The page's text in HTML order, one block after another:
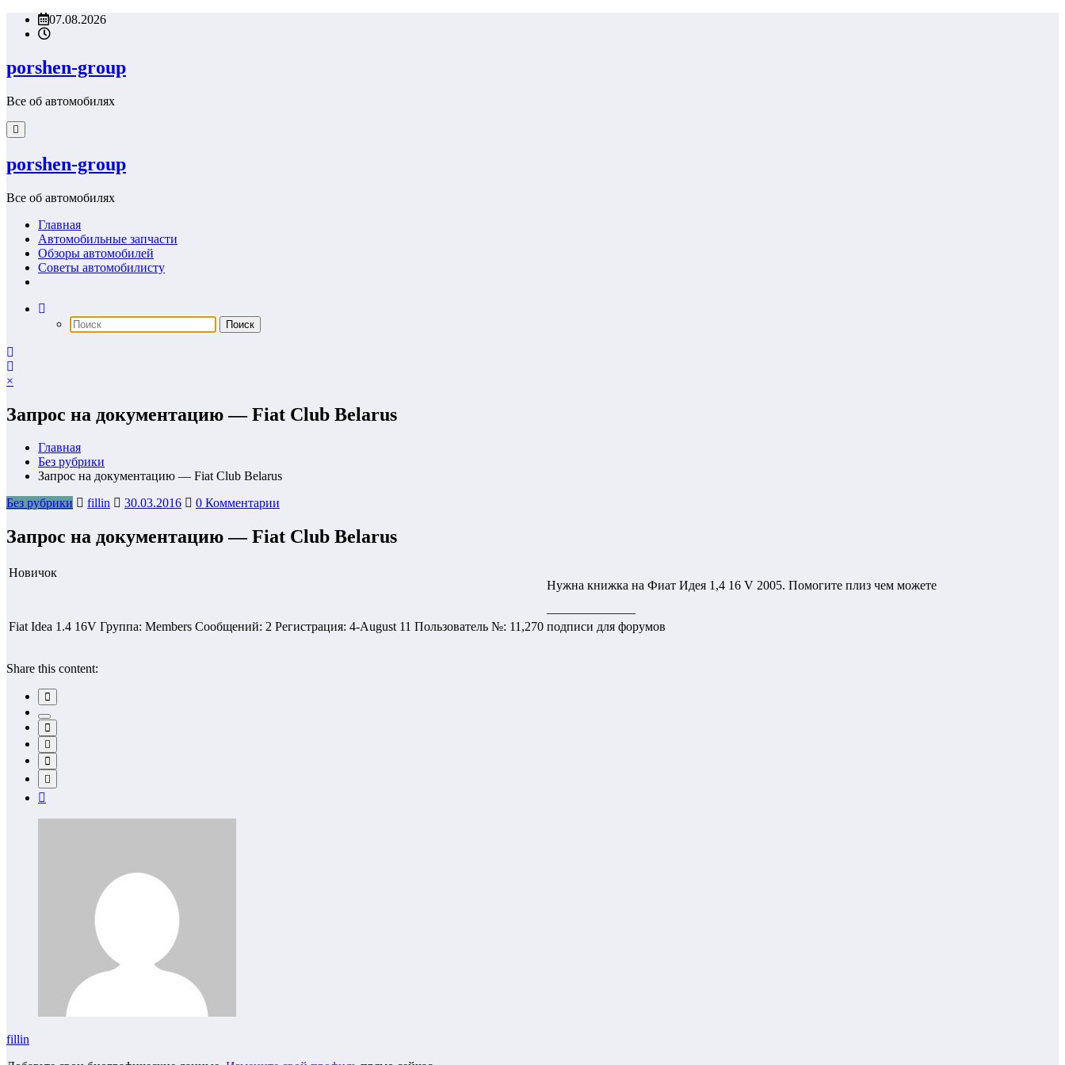
Перейти07.08.2026
porshen-group
Все об автомобилях
porshen-group
Все об автомобилях
Главная
Автомобильные запчасти
Обзоры автомобилей
Советы автомобилисту
×
Запрос на документацию — Fiat Club Belarus
Главная
Без рубрики
Запрос на документацию — Fiat Club Belarus
Без рубрики
fillin 30.03.2016 0 Комментарии
Запрос на документацию — Fiat Club Belarus
Новичок
Fiat Idea 1.4 16V Группа: Members Сообщений: 2 Регистрация: 4-August 11 Пользователь №: 11,270
Нужна книжка на Фиат Идея 1,4 16 V 2005. Помогите плиз чем можете
———————
подписи для форумов
Share this content:
fillin